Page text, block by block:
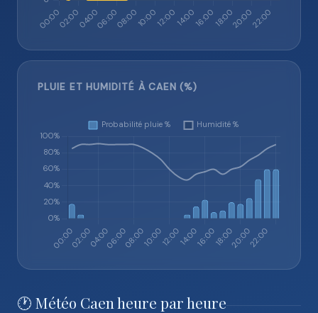
PLUIE ET HUMIDITÉ À CAEN (%)
🕐 Météo Caen heure par heure